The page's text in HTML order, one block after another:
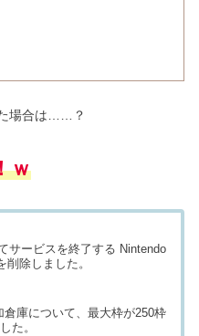
場合は……？
ｗ
サービスを終了する Nintendo
除しました。
庫について、最大枠が250枠
た。